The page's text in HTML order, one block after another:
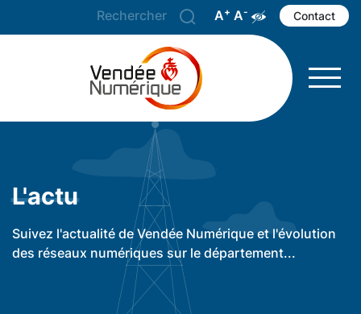
A+ Agrandir le texte
A- Réduire le texte
Augmenter
Contact
L'actu
Suivez l'actualité de Vendée Numérique et l'évolution
des réseaux numériques sur le département...